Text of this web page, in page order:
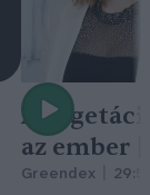
A
az ember
Greendex